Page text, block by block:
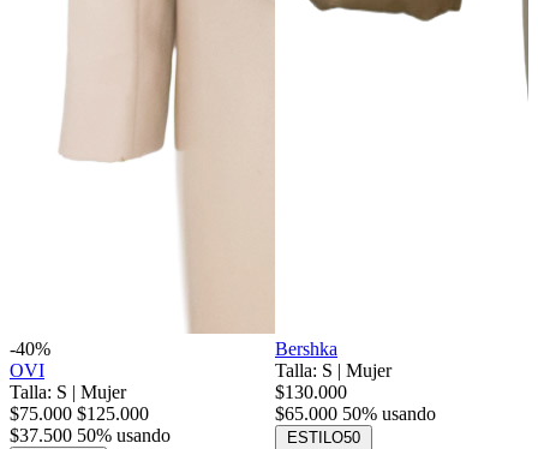
-40%
OVI
Talla: S | Mujer
$75.000 $125.000
$37.500 50% usando
Bershka
Talla: S | Mujer
$130.000
$65.000 50% usando
ESTILO50